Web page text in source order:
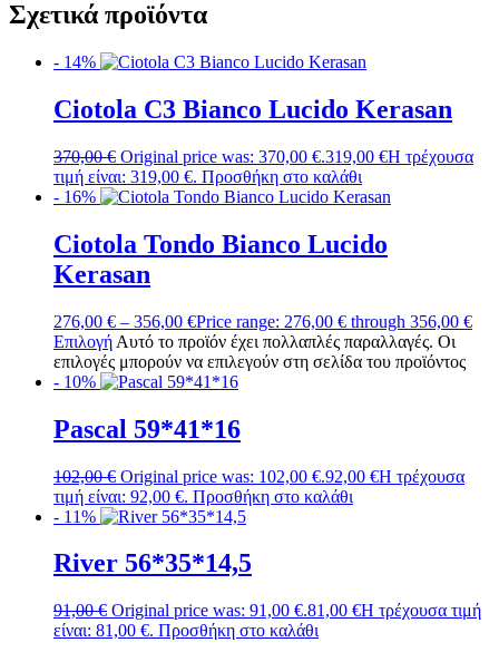
Σχετικά προϊόντα
- 14%
Ciotola C3 Bianco Lucido Kerasan
370,00€ Original price was: 370,00 €.319,00 €Η τρέχουσα
τιμή είναι: 319,00 €. Προσθήκη στο καλάθι
- 16%
Ciotola Tondo Bianco Lucido
Kerasan
276,00 € – 356,00 €Price range: 276,00 € through 356,00 €
Επιλογή Αυτό το προϊόν έχει πολλαπλές παραλλαγές. Οι
επιλογές μπορούν να επιλεγούν στη σελίδα του προϊόντος
- 10%
Pascal 59*41*16
102,00€ Original price was: 102,00 €.92,00 €Η τρέχουσα
τιμή είναι: 92,00 €. Προσθήκη στο καλάθι
- 11%
River 56*35*14,5
91,00€ Original price was: 91,00 €.81,00 €Η τρέχουσα τιμή
είναι: 81,00 €. Προσθήκη στο καλάθι